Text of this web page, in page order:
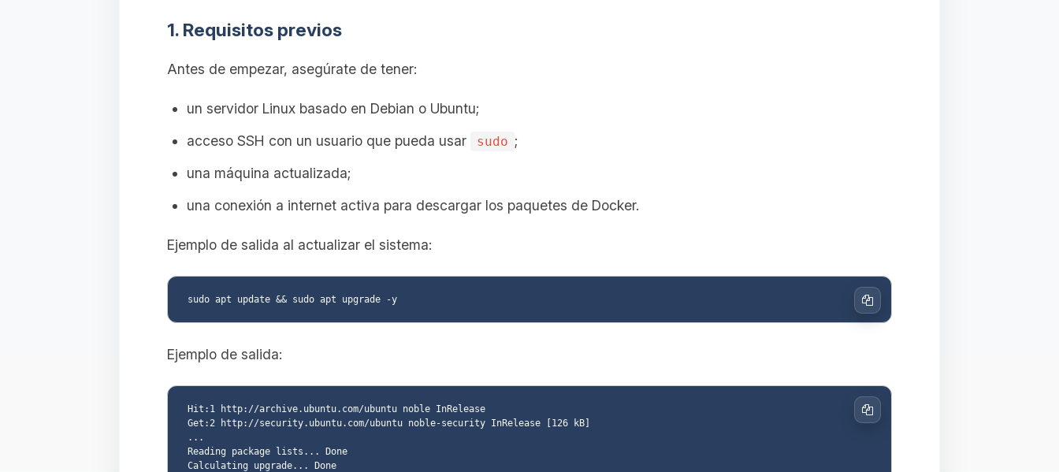
1. Requisitos previos
Antes de empezar, asegúrate de tener:
un servidor Linux basado en Debian o Ubuntu;
acceso SSH con un usuario que pueda usar
sudo ;
una máquina actualizada;
una conexión a internet activa para descargar los paquetes de Docker.
Ejemplo de salida al actualizar el sistema:
sudo apt update && sudo apt upgrade -y
Copiar
Ejemplo de salida:
Hit:1 http://archive.ubuntu.com/ubuntu noble InRelease
Get:2 http://security.ubuntu.com/ubuntu noble-security InRelease [126 kB]
...
Reading package lists... Done
Calculating upgrade... Done
Copiar